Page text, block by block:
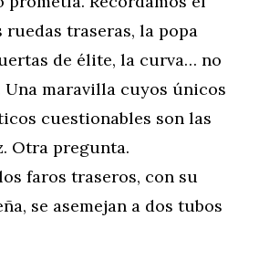
ruedas traseras, la popa
de élite, la curva… no
maravilla cuyos únicos
cuestionables son las
Otra pregunta.
faros traseros, con su
se asemejan a dos tubos